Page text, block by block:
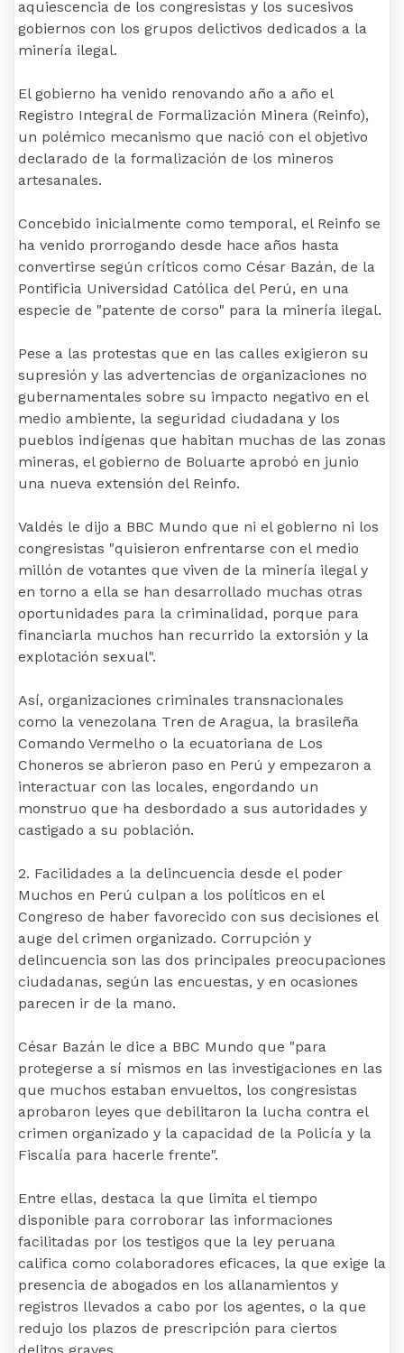
aquiescencia de los congresistas y los sucesivos
gobiernos con los grupos delictivos dedicados a la
minería ilegal.
El gobierno ha venido renovando año a año el
Registro Integral de Formalización Minera (Reinfo),
un polémico mecanismo que nació con el objetivo
declarado de la formalización de los mineros
artesanales.
Concebido inicialmente como temporal, el Reinfo se
ha venido prorrogando desde hace años hasta
convertirse según críticos como César Bazán, de la
Pontificia Universidad Católica del Perú, en una
especie de "patente de corso" para la minería ilegal.
Pese a las protestas que en las calles exigieron su
supresión y las advertencias de organizaciones no
gubernamentales sobre su impacto negativo en el
medio ambiente, la seguridad ciudadana y los
pueblos indígenas que habitan muchas de las zonas
mineras, el gobierno de Boluarte aprobó en junio
una nueva extensión del Reinfo.
Valdés le dijo a BBC Mundo que ni el gobierno ni los
congresistas "quisieron enfrentarse con el medio
millón de votantes que viven de la minería ilegal y
en torno a ella se han desarrollado muchas otras
oportunidades para la criminalidad, porque para
financiarla muchos han recurrido la extorsión y la
explotación sexual".
Así, organizaciones criminales transnacionales
como la venezolana Tren de Aragua, la brasileña
Comando Vermelho o la ecuatoriana de Los
Choneros se abrieron paso en Perú y empezaron a
interactuar con las locales, engordando un
monstruo que ha desbordado a sus autoridades y
castigado a su población.
2. Facilidades a la delincuencia desde el poder
Muchos en Perú culpan a los políticos en el
Congreso de haber favorecido con sus decisiones el
auge del crimen organizado. Corrupción y
delincuencia son las dos principales preocupaciones
ciudadanas, según las encuestas, y en ocasiones
parecen ir de la mano.
César Bazán le dice a BBC Mundo que "para
protegerse a sí mismos en las investigaciones en las
que muchos estaban envueltos, los congresistas
aprobaron leyes que debilitaron la lucha contra el
crimen organizado y la capacidad de la Policía y la
Fiscalía para hacerle frente".
Entre ellas, destaca la que limita el tiempo
disponible para corroborar las informaciones
facilitadas por los testigos que la ley peruana
califica como colaboradores eficaces, la que exige la
presencia de abogados en los allanamientos y
registros llevados a cabo por los agentes, o la que
redujo los plazos de prescripción para ciertos